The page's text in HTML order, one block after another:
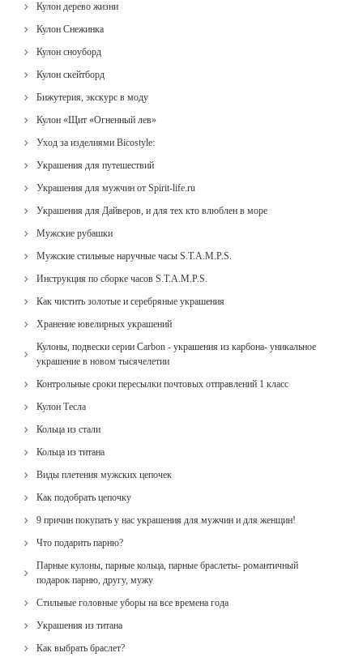
Кулон дерево жизни
Кулон Снежинка
Кулон сноуборд
Кулон скейтборд
Бижутерия, экскурс в моду
Кулон «Щит «Огненный лев»
Уход за изделиями Bicostyle:
Украшения для путешествий
Украшения для мужчин от Spirit-life.ru
Украшения для Дайверов, и для тех кто влюблен в море
Мужские рубашки
Мужские стильные наручные часы S.T.A.M.P.S.
Инструкция по сборке часов S.T.A.M.P.S.
Как чистить золотые и серебряные украшения
Хранение ювелирных украшений
Кулоны, подвески серии Carbon - украшения из карбона- уникальное
украшение в новом тысячелетии
Контрольные сроки пересылки почтовых отправлений 1 класс
Кулон Тесла
Кольца из стали
Кольца из титана
Виды плетения мужских цепочек
Как подобрать цепочку
9 причин покупать у нас украшения для мужчин и для женщин!
Что подарить парню?
Парные кулоны, парные кольца, парные браслеты- романтичный
подарок парню, другу, мужу
Стильные головные уборы на все времена года
Украшения из титана
Как выбрать браслет?